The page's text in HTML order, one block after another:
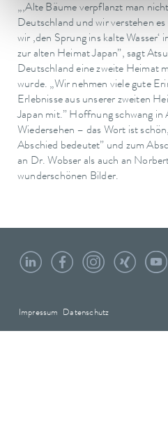
„,Alte Bäume verpflanzt man
Deutschland und wir verstehen
wir ,den Sprung ins kalte Wasser‘
zur alten Heimat Japan”, sagt
Deutschland eine zweite Heimat
wurde. „Wir nehmen viele gute
Erlebnisse aus unserer zweiten
Japan mit.” Hoffnung schwang
Wiedersehen – das Wort ist
Abschied bedeutet” und zum
an Dr. Wobser als auch an
wunderschönen Bilder.
Impressum Datenschutz